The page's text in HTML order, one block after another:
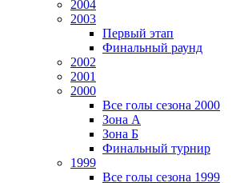
2004
2003
Первый этап
Финальный раунд
2002
2001
2000
Все голы сезона 2000
Зона А
Зона Б
Финальный турнир
1999
Все голы сезона 1999